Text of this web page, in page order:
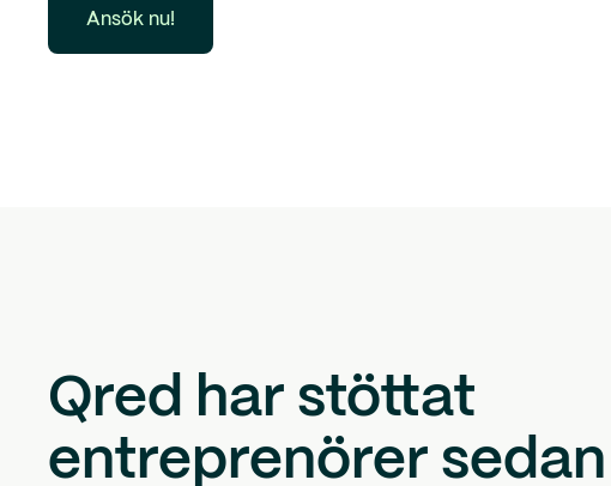
Ansök nu!
Qred har stöttat
entreprenörer sedan